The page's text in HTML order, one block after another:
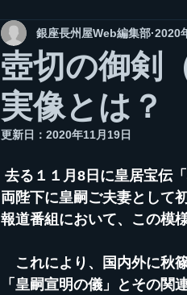
壺切の御剣
実像とは？
銀座長州屋Web編集部 2020
更新日： 2020年11月19日
去る１１月8日に皇居宝伝
両陛下に皇嗣ご夫妻として
報道番組において、この模
これにより、国内外に秋
「皇嗣宣明の儀」とその関